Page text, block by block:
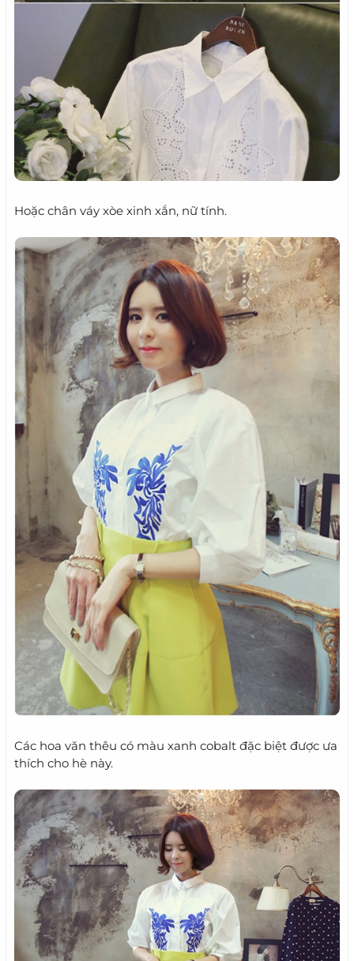
Hoặc chân váy xòe xinh xắn, nữ tính.
Các hoa văn thêu có màu xanh cobalt đặc biệt được ưa
thích cho hè này.